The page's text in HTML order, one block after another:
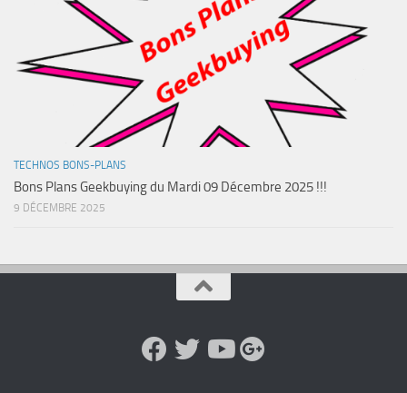
TECHNOS BONS-PLANS
Bons Plans Geekbuying du Mardi 09 Décembre 2025 !!!
9 DÉCEMBRE 2025